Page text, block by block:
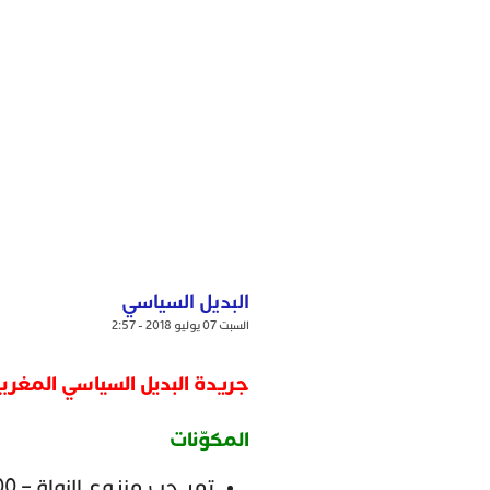
البديل السياسي
السبت 07 يوليو 2018 - 2:57
جريدة البديل السياسي
المكوّنات